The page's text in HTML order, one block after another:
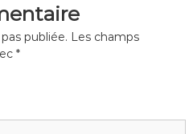
publiée. Les champs
*